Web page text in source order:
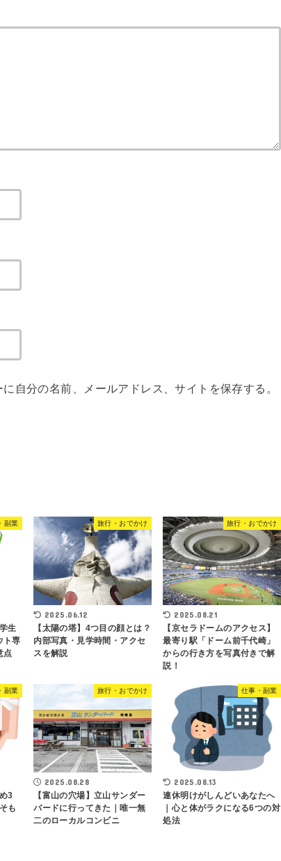
自分の名前、メールアドレス、サイトを保存する。
副業
生
ト専
点
旅行・おでかけ
2025.06.12
【太陽の塔】4つ目の顔とは？
内部写真・見学時間・アクセ
スを解説
旅行・おでかけ
2025.08.21
【京セラドームのアクセス】
最寄り駅「ドーム前千代崎」
からの行き方を写真付きで解
説！
副業
3
も
旅行・おでかけ
2025.08.28
【富山の穴場】立山サンダー
バードに行ってきた｜唯一無
二のローカルコンビニ
仕事・副業
2025.08.13
連休明けがしんどいあなたへ
｜心と体がラクになる6つの対
処法